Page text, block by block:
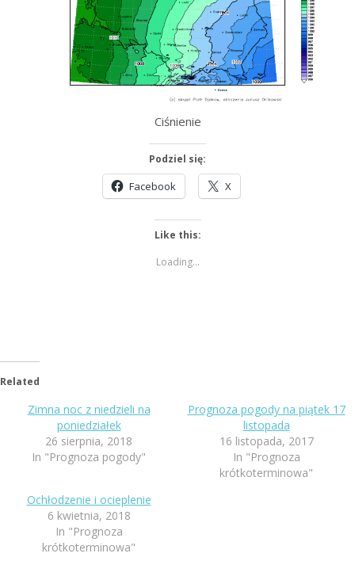
Ciśnienie
Podziel się:
Facebook X
Like this:
Loading...
Related
Zimna noc z niedzieli na
poniedziałek
26 sierpnia, 2018
In "Prognoza pogody"
Prognoza pogody na piątek 17
listopada
16 listopada, 2017
In "Prognoza
krótkoterminowa"
Ochłodzenie i ocieplenie
6 kwietnia, 2018
In "Prognoza
krótkoterminowa"